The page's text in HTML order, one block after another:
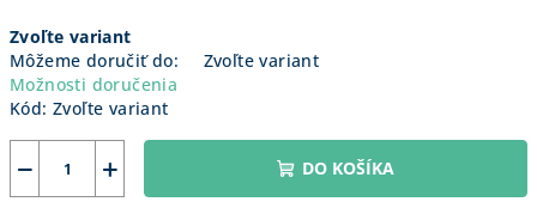
cena:
Zvoľte variant
Môžeme doručiť do:
Zvoľte variant
Možnosti doručenia
Kód: Zvoľte variant
+
− DO KOŠÍKA